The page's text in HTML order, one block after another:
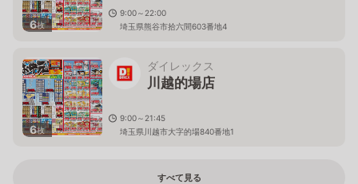
6枚
9:00～22:00
埼玉県熊谷市拾六間603番地4
6枚
ダイレックス
川越的場店
9:00～21:45
埼玉県川越市大字的場840番地1
すべて見る